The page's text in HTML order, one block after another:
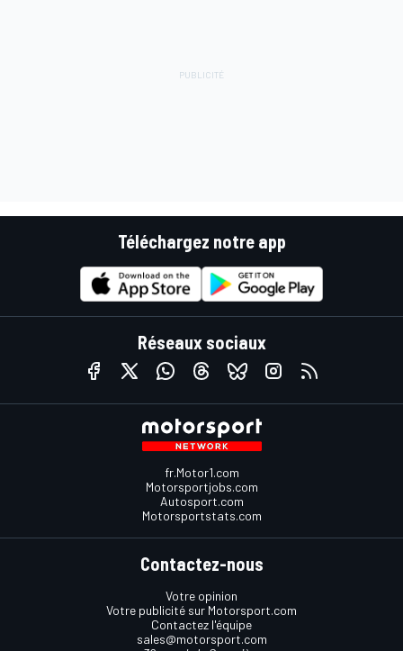
Téléchargez notre app
Réseaux sociaux
fr.Motor1.com
Motorsportjobs.com
Autosport.com
Motorsportstats.com
Contactez-nous
Votre opinion
Votre publicité sur Motorsport.com
Contactez l'équipe
sales@motorsport.com